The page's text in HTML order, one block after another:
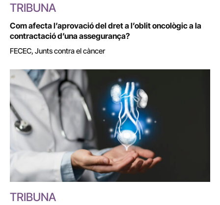
TRIBUNA
Com afecta l’aprovació del dret a l’oblit oncològic a la
contractació d’una assegurança?
FECEC, Junts contra el càncer
TRIBUNA